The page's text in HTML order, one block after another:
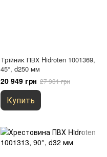
Трійник ПВХ Hidroten 1001369,
45°, d250 мм
20 949 грн 27 931 грн
Купить